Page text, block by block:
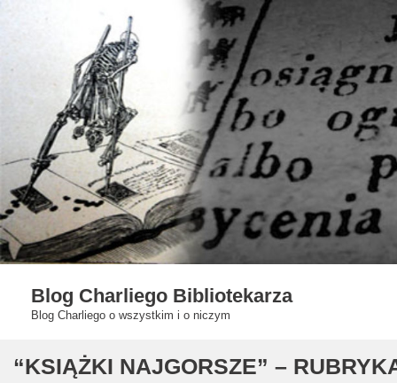
Blog Charliego Bibliotekarza
Blog Charliego o wszystkim i o niczym
“KSIĄŻKI NAJGORSZE” –